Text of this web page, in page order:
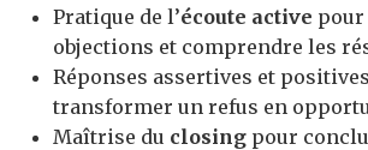
Pratique de l’écoute active pour
objections et comprendre les
Réponses assertives et
transformer un refus en
Maîtrise du closing pour